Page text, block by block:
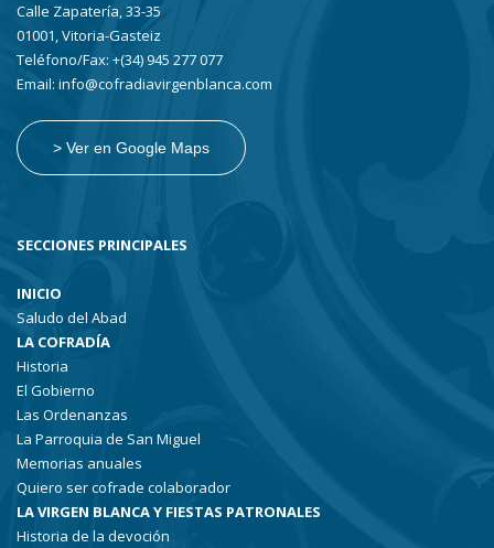
Calle Zapatería, 33-35
01001, Vitoria-Gasteiz
Teléfono/Fax: +(34) 945 277 077
Email: info@cofradiavirgenblanca.com
> Ver en Google Maps
SECCIONES PRINCIPALES
INICIO
Saludo del Abad
LA COFRADÍA
Historia
El Gobierno
Las Ordenanzas
La Parroquia de San Miguel
Memorias anuales
Quiero ser cofrade colaborador
LA VIRGEN BLANCA Y FIESTAS PATRONALES
Historia de la devoción